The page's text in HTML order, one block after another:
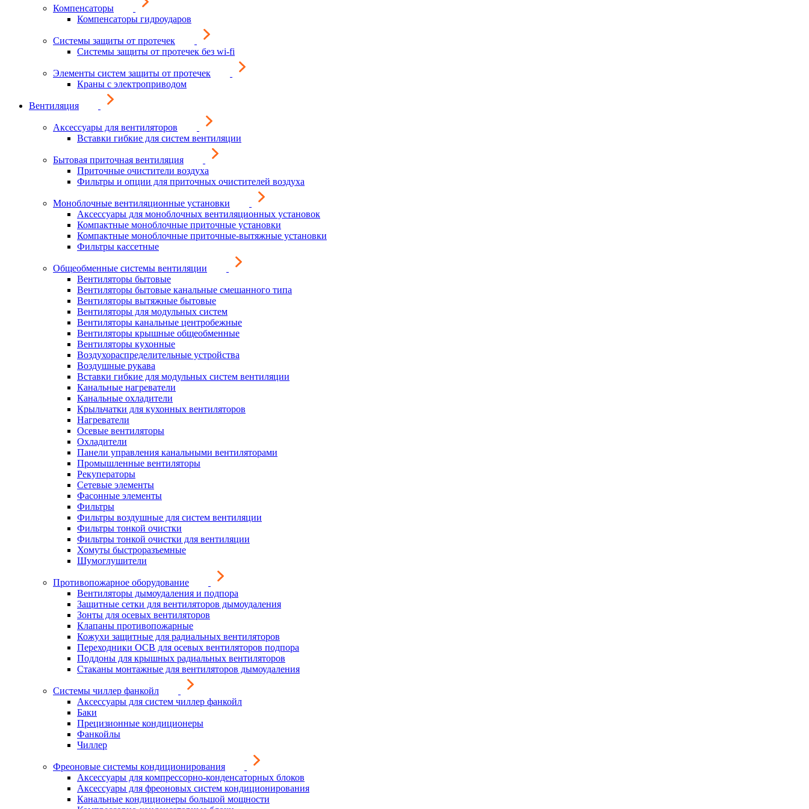
Компенсаторы
Компенсаторы гидроударов
Системы защиты от протечек
Системы защиты от протечек без wi-fi
Элементы систем защиты от протечек
Краны с электроприводом
Вентиляция
Аксессуары для вентиляторов
Вставки гибкие для систем вентиляции
Бытовая приточная вентиляция
Приточные очистители воздуха
Фильтры и опции для приточных очистителей воздуха
Моноблочные вентиляционные установки
Аксессуары для моноблочных вентиляционных установок
Компактные моноблочные приточные установки
Компактные моноблочные приточные-вытяжные установки
Фильтры кассетные
Общеобменные системы вентиляции
Вентиляторы бытовые
Вентиляторы бытовые канальные смешанного типа
Вентиляторы вытяжные бытовые
Вентиляторы для модульных систем
Вентиляторы канальные центробежные
Вентиляторы крышные общеобменные
Вентиляторы кухонные
Воздухораспределительные устройства
Воздушные рукава
Вставки гибкие для модульных систем вентиляции
Канальные нагреватели
Канальные охладители
Крыльчатки для кухонных вентиляторов
Нагреватели
Осевые вентиляторы
Охладители
Панели управления канальными вентиляторами
Промышленные вентиляторы
Рекуператоры
Сетевые элементы
Фасонные элементы
Фильтры
Фильтры воздушные для систем вентиляции
Фильтры тонкой очистки
Фильтры тонкой очистки для вентиляции
Хомуты быстроразъемные
Шумоглушители
Противопожарное оборудование
Вентиляторы дымоудаления и подпора
Защитные сетки для вентиляторов дымоудаления
Зонты для осевых вентиляторов
Клапаны противопожарные
Кожухи защитные для радиальных вентиляторов
Переходники ОСВ для осевых вентиляторов подпора
Поддоны для крышных радиальных вентиляторов
Стаканы монтажные для вентиляторов дымоудаления
Системы чиллер фанкойл
Аксессуары для систем чиллер фанкойл
Баки
Прецизионные кондиционеры
Фанкойлы
Чиллер
Фреоновые системы кондиционирования
Аксессуары для компрессорно-конденсаторных блоков
Аксессуары для фреоновых систем кондиционирования
Канальные кондиционеры большой мощности